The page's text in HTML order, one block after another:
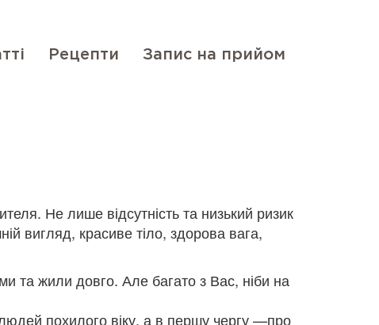
Рецепти Запис на прийом
Не лише відсутність та низький ризик
вигляд, красиве тіло, здорова вага,
та жили довго. Але багато з Вас, ніби на
похилого віку, а в першу чергу —про